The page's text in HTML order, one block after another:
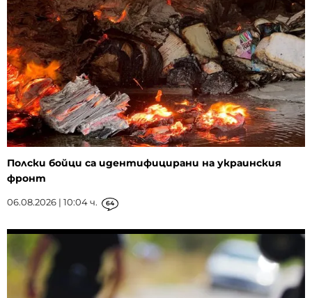
Полски бойци са идентифицирани на украинския
фронт
06.08.2026 | 10:04 ч. 64